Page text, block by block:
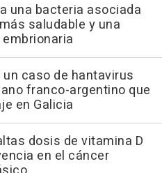
una bacteria asociada
saludable y una
caso de hantavirus
franco-argentino que
en Galicia
dosis de vitamina D
en el cáncer